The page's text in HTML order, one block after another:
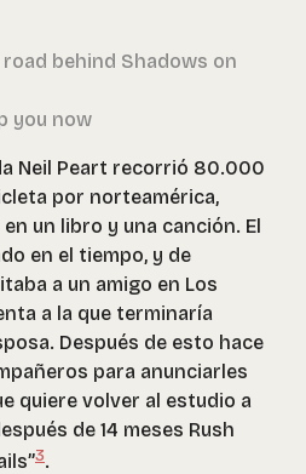
behind Shadows on
you now
Neil Peart recorrió 80.000
por norteamérica,
un libro y una canción. El
en el tiempo, y de
a un amigo en Los
a la que terminaría
Después de esto hace
para anunciarles
quiere volver al estudio a
de 14 meses Rush
3.